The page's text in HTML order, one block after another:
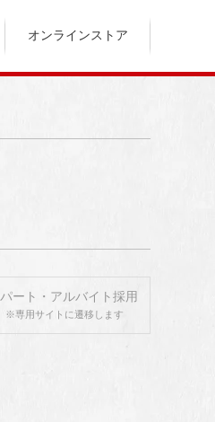
オンラインストア
パート・アルバイト採用
※専用サイトに遷移します